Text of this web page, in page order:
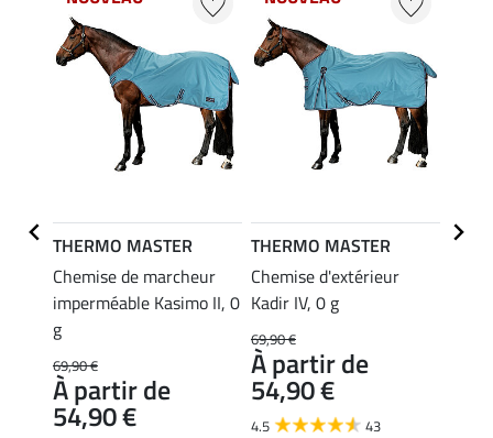
THERMO MASTER
Chemise de marcheur
imperméable Kasimo II, 0
g
69,90 €
À partir de
54,90 €
THERMO MASTER
Chemise d'extérieur
Kadir IV, 0 g
69,90 €
À partir de
54,90 €
4.5 43
Felix